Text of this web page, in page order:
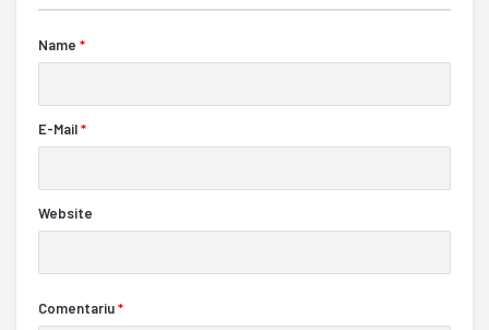
Name *
E-Mail*
Website
Comentariu*